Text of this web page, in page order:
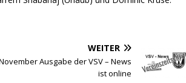
WEITER
Ausgabe der VSV – News
ist online